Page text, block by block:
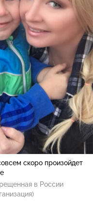
скоро произойдет
в России